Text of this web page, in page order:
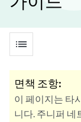
list
면책 조항:
이 페이지는 타
니다. 주니퍼 네